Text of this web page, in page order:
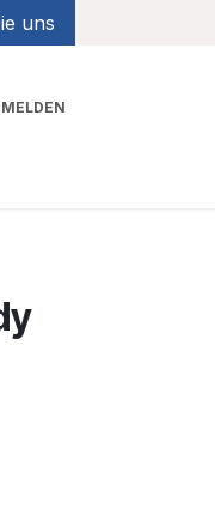
uns